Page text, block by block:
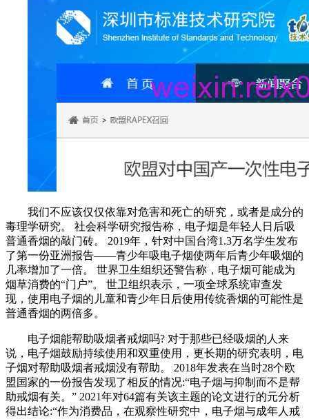
我们不应该仅仅依靠对危害和死亡的研究，或者是成分的
毒理学研究。 社会科学研究报告称，电子烟是年轻人日后吸
普通香烟的敲门砖。 2019年，针对中国台湾1.3万名学生发布
了第一份亚洲报告——青少年吸电子烟使两年后青少年吸烟的
几率增加了一倍。 世界卫生组织还警告称，电子烟可能成为
烟草消费的“门户”。 世卫组织表示，一项全球系统审查发
现，使用电子烟的儿童和青少年日后使用传统香烟的可能性是
普通香烟的两倍多。
电子烟能帮助吸烟者戒烟吗? 对于那些已经吸烟的人来
说，电子烟鼓励持续使用和双重使用，更长期的研究表明，电
子烟对帮助吸烟者戒烟没有帮助。 2018年发表在当时28个欧
盟国家的一份报告发现了相反的情况:“电子烟与抑制而不是帮
助戒烟有关。” 2021年对64篇有关该主题的论文进行的元分析
得出结论:“作为消费品，在观察性研究中，电子烟与成年人戒